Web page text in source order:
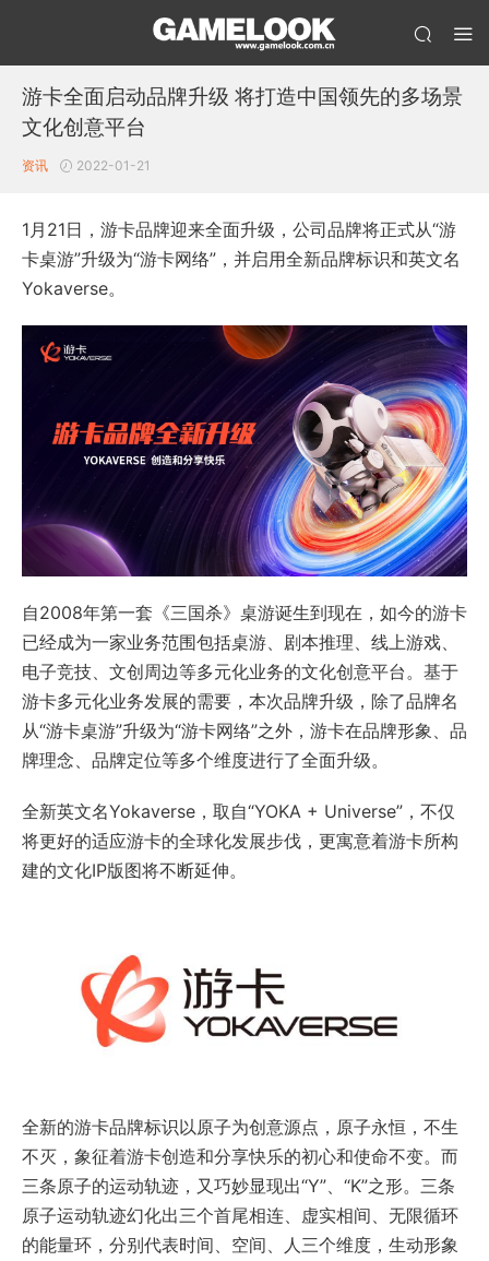
游卡全面启动品牌升级 将打造中国领先的多场景
文化创意平台
资讯 2022-01-21
1月21日，游卡品牌迎来全面升级，公司品牌将正式从“游
卡桌游”升级为“游卡网络”，并启用全新品牌标识和英文名
Yokaverse。
自2008年第一套《三国杀》桌游诞生到现在，如今的游卡
已经成为一家业务范围包括桌游、剧本推理、线上游戏、
电子竞技、文创周边等多元化业务的文化创意平台。基于
游卡多元化业务发展的需要，本次品牌升级，除了品牌名
从“游卡桌游”升级为“游卡网络”之外，游卡在品牌形象、品
牌理念、品牌定位等多个维度进行了全面升级。
全新英文名Yokaverse，取自“YOKA + Universe”，不仅
将更好的适应游卡的全球化发展步伐，更寓意着游卡所构
建的文化IP版图将不断延伸。
全新的游卡品牌标识以原子为创意源点，原子永恒，不生
不灭，象征着游卡创造和分享快乐的初心和使命不变。而
三条原子的运动轨迹，又巧妙显现出“Y”、“K”之形。三条
原子运动轨迹幻化出三个首尾相连、虚实相间、无限循环
的能量环，分别代表时间、空间、人三个维度，生动形象